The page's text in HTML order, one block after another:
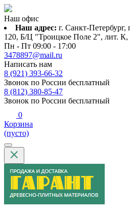
Наш офис
Наш адрес: г. Санкт-
120, Б/Ц "Троицкое Поле 2", лит. К,
Пн - Пт 09:00 - 17:00
3478897@mail.ru
Написать нам
8 (921) 393-66-32
Звонок по России бесплатный
8 (812) 380-85-47
Звонок по России бесплатный
0
Корзина
(пусто)